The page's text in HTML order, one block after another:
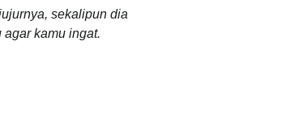
sekalipun dia
kamu ingat.